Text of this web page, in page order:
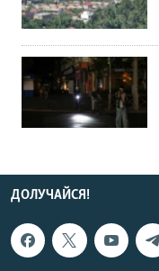
ДОЛУЧАЙСЯ!